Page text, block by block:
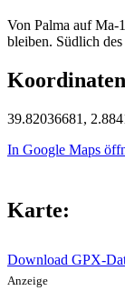
Von Palma auf Ma-
bleiben. Südlich
39.82036681,
In Google Maps
Karte:
Download GPX-
Anzeige